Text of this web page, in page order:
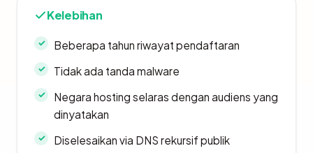
Kelebihan
Beberapa tahun riwayat pendaftaran
Tidak ada tanda malware
Negara hosting selaras dengan audiens yang
dinyatakan
Diselesaikan via DNS rekursif publik